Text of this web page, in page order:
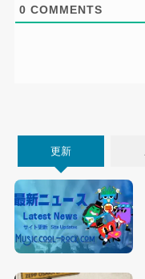
0 COMMENTS
更新